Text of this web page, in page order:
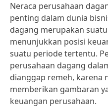
Neraca perusahaan
penting dalam dunia
dagang merupakan
menunjukkan posisi
suatu periode tertentu.
perusahaan dagang
dianggap remeh, karena
memberikan gambaran
keuangan perusahaan.